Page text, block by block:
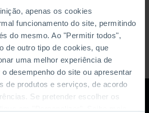
apenas os cookies
funcionamento do site, permitindo
do mesmo. Ao "Permitir todos",
de outro tipo de cookies, que
uma melhor experiência de
desempenho do site ou apresentar
de produtos e serviços, de acordo
Se pretender escolher os